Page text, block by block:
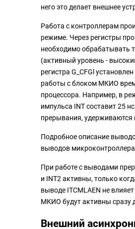
него это делает внешнее
Работа c контроллерам
режиме. Через регистры
необходимо обрабатывать
(активный уровень -
регистра G_CFGl
работы с блоком МКИО
процессора. Например, в
импульса INT составит 25
прерывания, удерживаются
Подробное описание
выводов
При работе с выводами
и INT2 активны, только
выводе ITCMLAEN не
МКИО будут активны сразу
Внешний